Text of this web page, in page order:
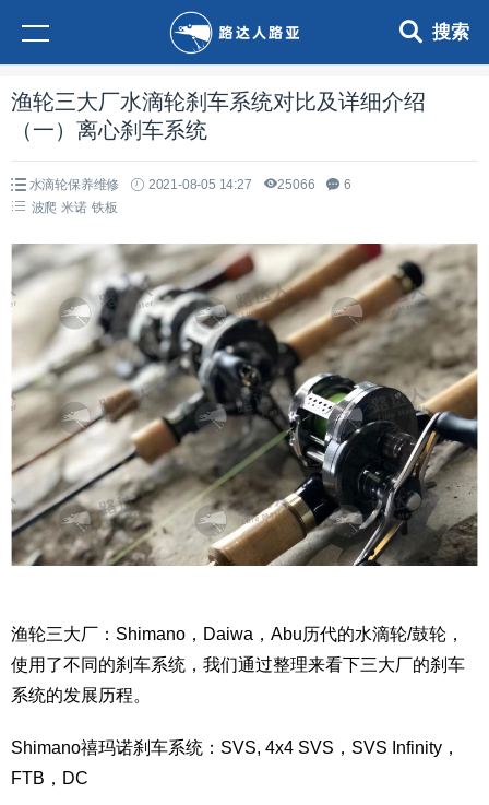
搜索
渔轮三大厂水滴轮刹车系统对比及详细介绍
（一）离心刹车系统
水滴轮保养维修 2021-08-05 14:27 25066
6
波爬 米诺 铁板
渔轮三大厂：Shimano，Daiwa，Abu历代的水滴轮/鼓轮，
使用了不同的刹车系统，我们通过整理来看下三大厂的刹车
系统的发展历程。
Shimano禧玛诺刹车系统：SVS, 4x4 SVS，SVS Infinity，
FTB，DC